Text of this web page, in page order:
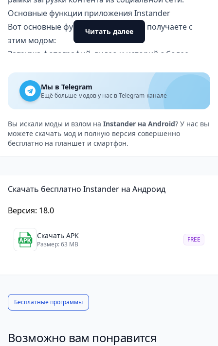
Основные функции приложения Instander
Вот основные функции, которые вы получаете с
этим модом:
Загрузка фотографий, видео и историй с более
Просмотр историй в режиме инкогнито.
Скрывать истории, которые вы уже видели.
Возможность запретить отправителю видеть, что
вы прочитали его сообщение.
Пройти верификацию профиля.
Отключить анализ данных.
видео и историй.
Читать далее
Мы в Telegram
Ещё больше модов у нас в Telegram-канале
Вы искали моды и взлом на Instander на Android? У нас вы
можете скачать мод и полную версия совершенно
бесплатно на планшет и смартфон.
Скачать бесплатно Instander на Андроид
Версия: 18.0
Скачать APK
Размер: 63 MB
FREE
Бесплатные программы
Возможно вам понравится